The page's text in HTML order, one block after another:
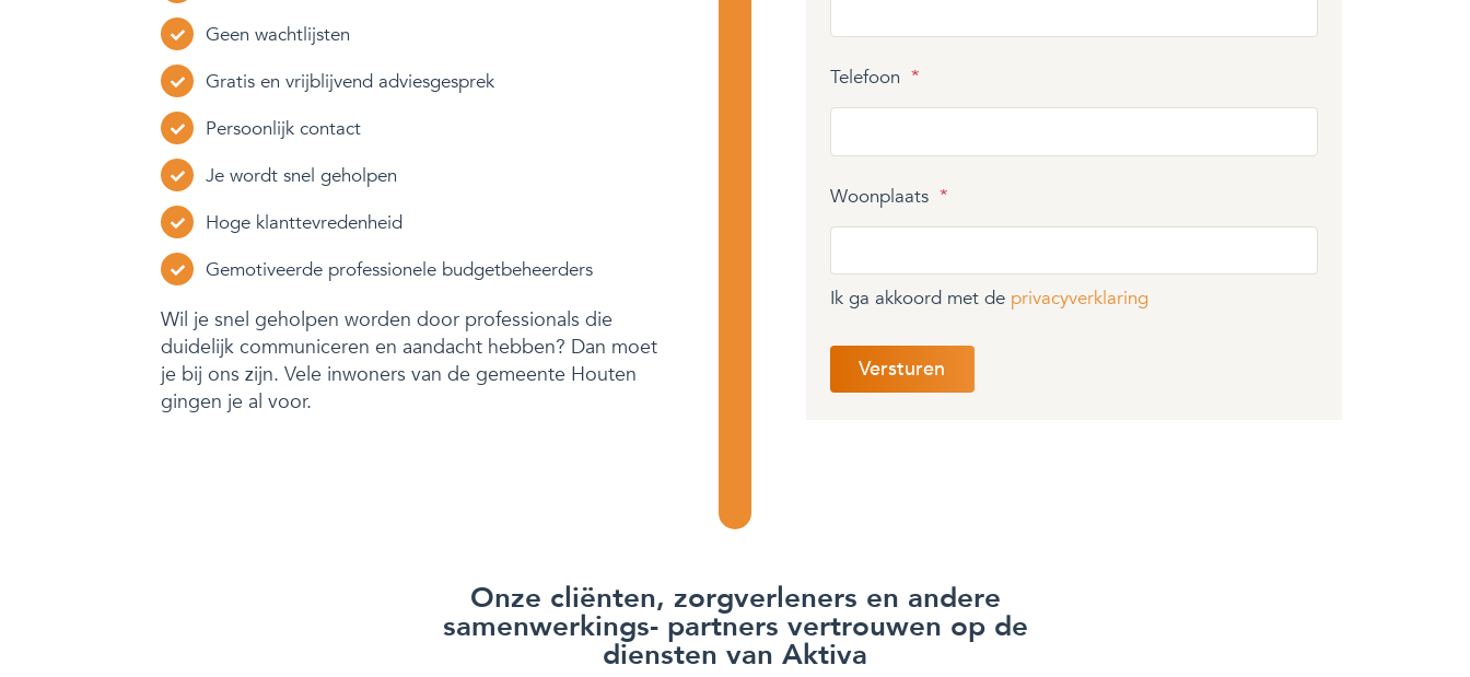
Geen wachtlijsten
Gratis en vrijblijvend adviesgesprek
Persoonlijk contact
Je wordt snel geholpen
Hoge klanttevredenheid
Gemotiveerde professionele budgetbeheerders
Wil je snel geholpen worden door professionals die
duidelijk communiceren en aandacht hebben? Dan moet
je bij ons zijn. Vele inwoners van de gemeente Houten
gingen je al voor.
Telefoon *
Woonplaats *
Ik ga akkoord met de privacyverklaring
Onze cliënten, zorgverleners en andere
samenwerkings- partners vertrouwen op de
diensten van Aktiva